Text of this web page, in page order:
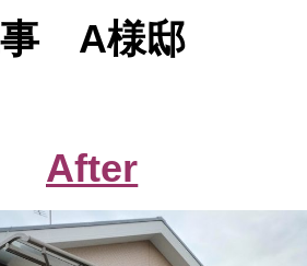
事 A様邸
After